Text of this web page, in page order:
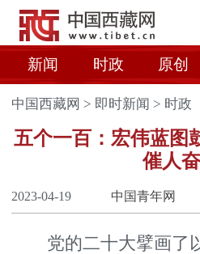
新闻 时政 原创
中国西藏网 > 即时新闻 > 时政
五个一百：宏伟蓝图
催人
2023-04-19 中国青年网
党的二十大擘画了